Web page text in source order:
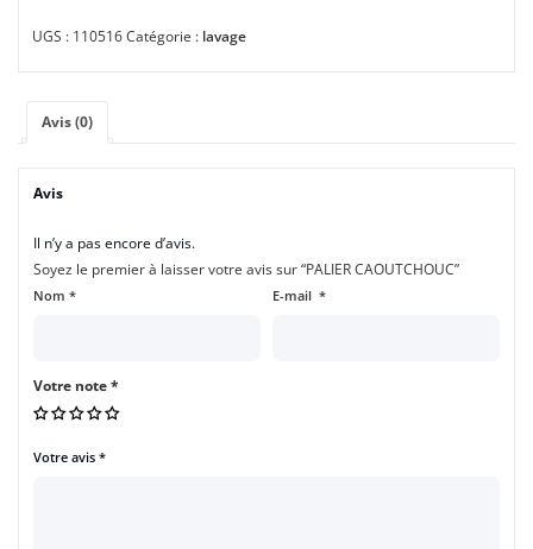
UGS : 110516Catégorie : lavage
Avis (0)
Avis
Il n’y a pas encore d’avis.
Soyez le premier à laisser votre avis sur “PALIER CAOUTCHOUC”
Nom * E-mail *
Votre note*
Votre avis *